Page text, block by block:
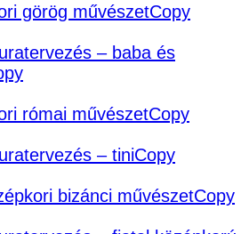
görög művészetCopy
– baba és
római művészetCopy
– tiniCopy
bizánci művészetCopy